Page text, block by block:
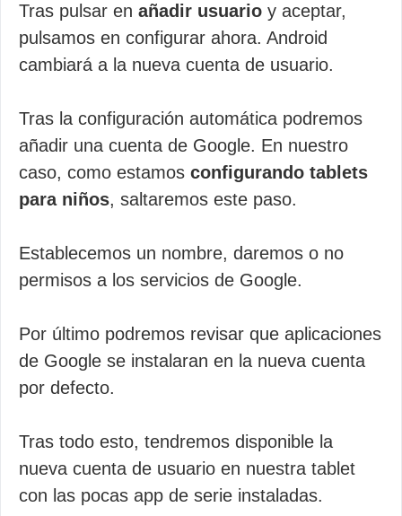
Tras pulsar en añadir usuario y aceptar,
pulsamos en configurar ahora. Android
cambiará a la nueva cuenta de usuario.
Tras la configuración automática podremos
añadir una cuenta de Google. En nuestro
caso, como estamos configurando tablets
para niños, saltaremos este paso.
Establecemos un nombre, daremos o no
permisos a los servicios de Google.
Por último podremos revisar que aplicaciones
de Google se instalaran en la nueva cuenta
por defecto.
Tras todo esto, tendremos disponible la
nueva cuenta de usuario en nuestra tablet
con las pocas app de serie instaladas.